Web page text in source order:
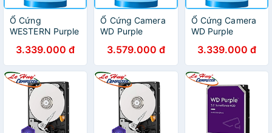
Ổ Cứng
WESTERN Purple
Purple
Surveilance -
HÀNG CHÍNH
HÃNG
3.339.000 đ
Ổ Cứng Camera
WD Purple
IntelliPower -
WD20PURZ -
Hàng Chính Hãng
3.579.000 đ
Ổ Cứng Camera
WD Purple
IntelliPower
WD10PURZ/
- Hàng Chính
Hãng
3.339.000 đ